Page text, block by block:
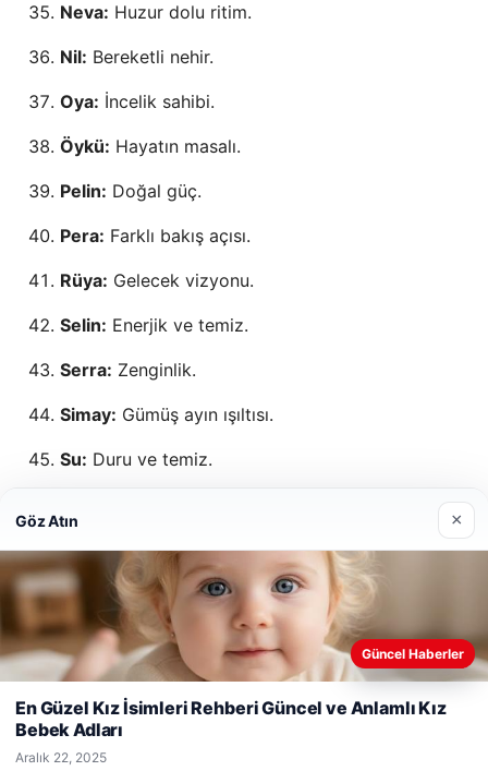
Neva: Huzur dolu ritim.
Nil: Bereketli nehir.
Oya: İncelik sahibi.
Öykü: Hayatın masalı.
Pelin: Doğal güç.
Pera: Farklı bakış açısı.
Rüya: Gelecek vizyonu.
Selin: Enerjik ve temiz.
Serra: Zenginlik.
Simay: Gümüş ayın ışıltısı.
Su: Duru ve temiz.
Umay:Şefkat dolu.
Vera: Haramdan kaçınma.
Yaz:En sıcak mevsim.
Zümra:Toplumun elması.
Peygamber Kızı İsimleri
Web sitemizi nasıl kullandığınızı daha iyi anlayabilmek,
kullanıyoruz.Çerez Politikamız
Göz Atın ×
Güncel Haberler
En Güzel Kız İsimleri Rehberi Güncel ve Anlamlı Kız
Bebek Adları
Aralık 22, 2025